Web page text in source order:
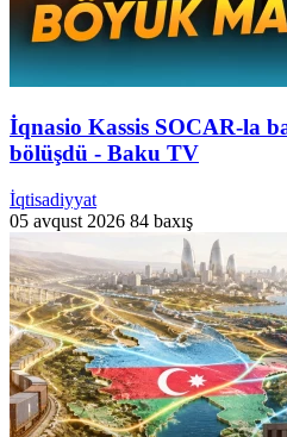
İqnasio Kassis SOCAR-la
bölüşdü - Baku TV
İqtisadiyyat
05 avqust 2026 84 baxış